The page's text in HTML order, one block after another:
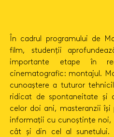
În cadrul programului de
film, studenții
importante etape în
cinematografic: montajul.
cunoaștere a tuturor
ridicat de spontaneitate și
celor doi ani, masteranzii
informaţii cu cunoștinţe noi,
cât și din cel al sunetului.